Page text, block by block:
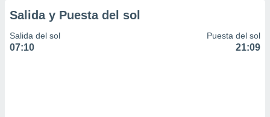
Salida y Puesta del sol
Salida del sol
07:10
Puesta del sol
21:09